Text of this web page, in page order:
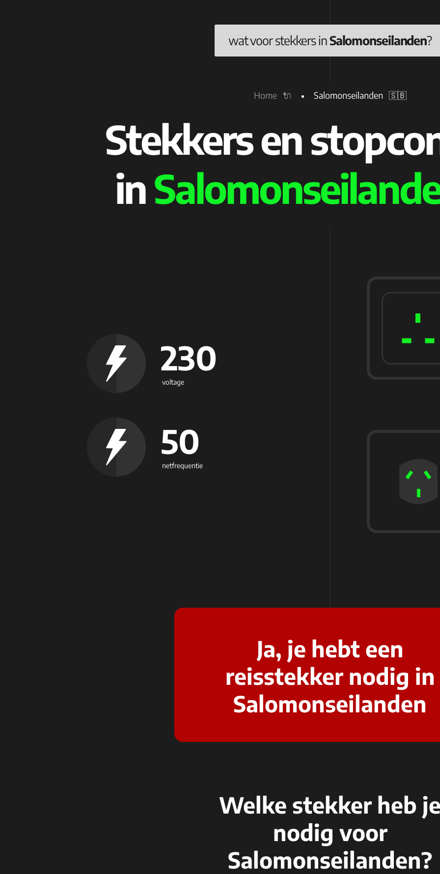
wat voor stekkers inSalomonseilanden?
Home 🔌 Salomonseilanden 🇸🇧
Stekkers en
in
230
voltage
50
netfrequentie
Ja, je hebt een
reisstekker nodig in
Salomonseilanden
Welke stekker heb
nodig voor
Salomonseilanden?